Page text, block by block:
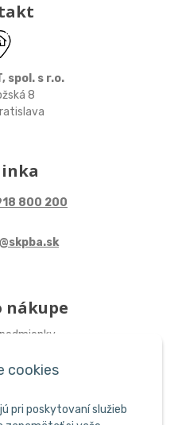
cookies
pri poskytovaní služieb
spol. s r.o.
8
800 200
nákupe
nás
SHOP